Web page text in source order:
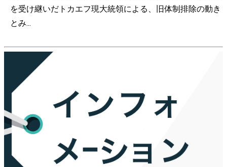
を受け継いだトカエフ現大統領による、旧体制排除の動き
とみ...